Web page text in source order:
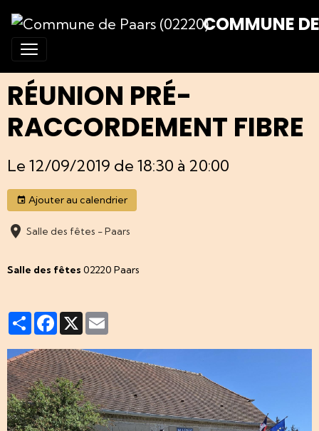
COMMUNE
RÉUNION PRÉ-
RACCORDEMENT FIBRE
Le 12/09/2019 de 18:30 à 20:00
Ajouter au calendrier
Salle des fêtes - Paars
Salle des fêtes 02220 Paars
PartagerFacebook
X